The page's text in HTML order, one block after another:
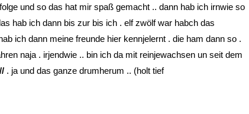
und so das hat mir spaß gemacht .. dann hab ich irnwie so
hab ich dann bis zur bis ich . elf zwölf war habch das
ich dann meine freunde hier kennjelernt . die ham dann so .
naja . irjendwie .. bin ich da mit reinjewachsen un seit dem
. ja und das ganze drumherum .. (holt tief